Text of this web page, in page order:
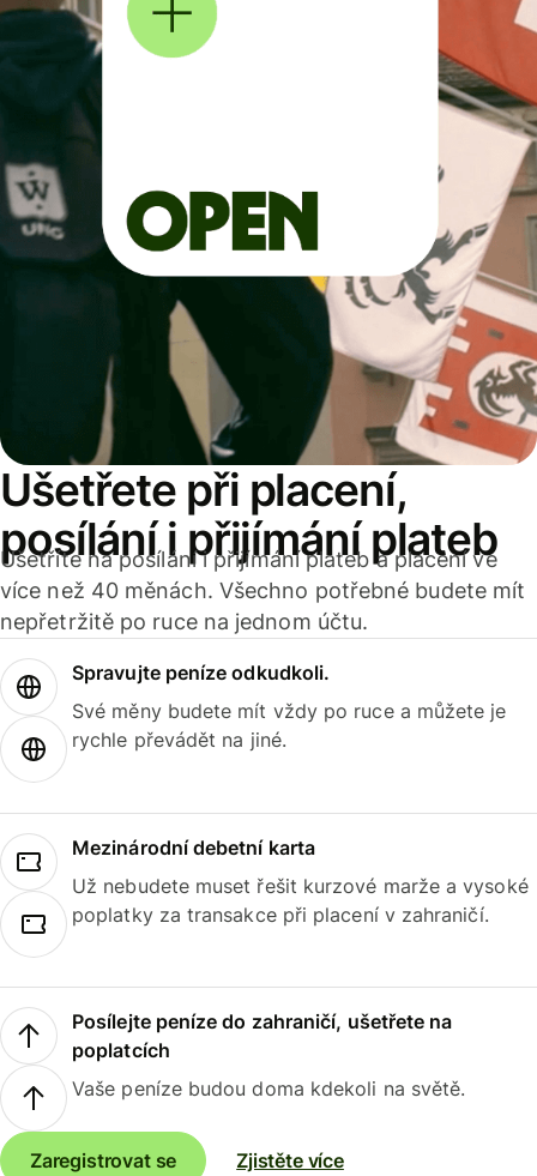
Ušetřete při placení,
posílání i přijímání plateb
Ušetříte na posílání i přijímání plateb a placení ve
více než 40 měnách. Všechno potřebné budete mít
nepřetržitě po ruce na jednom účtu.
Spravujte peníze odkudkoli.
Své měny budete mít vždy po ruce a můžete je
rychle převádět na jiné.
Mezinárodní debetní karta
Už nebudete muset řešit kurzové marže a vysoké
poplatky za transakce při placení v zahraničí.
Posílejte peníze do zahraničí, ušetřete na
poplatcích
Vaše peníze budou doma kdekoli na světě.
Zaregistrovat se Zjistěte více